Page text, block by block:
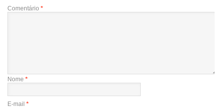
Comentário *
Nome *
E-mail *